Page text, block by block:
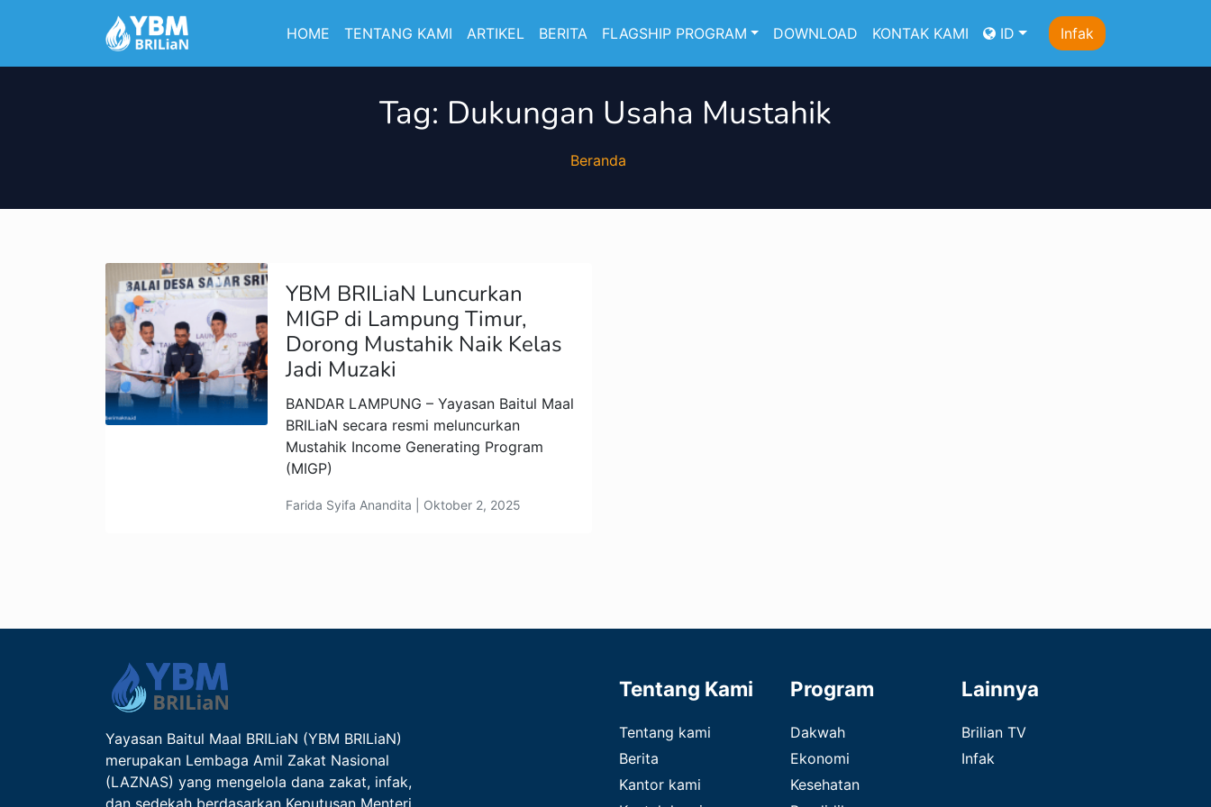
HOME TENTANG KAMI ARTIKEL BERITA FLAGSHIP PROGRAM DOWNLOAD KONTAK KAMI ID Infak
Tag: Dukungan Usaha Mustahik
Beranda
YBM BRILiaN Luncurkan
MIGP di Lampung Timur,
Dorong Mustahik Naik Kelas
Jadi Muzaki
BANDAR LAMPUNG – Yayasan Baitul Maal
BRILiaN secara resmi meluncurkan
Mustahik Income Generating Program
(MIGP)
Farida Syifa Anandita | Oktober 2, 2025
Yayasan Baitul Maal BRILiaN (YBM BRILiaN)
merupakan Lembaga Amil Zakat Nasional
(LAZNAS) yang mengelola dana zakat, infak,
dan sedekah berdasarkan Keputusan Menteri
Tentang Kami
Tentang kami
Berita
Kantor kami
Program
Dakwah
Ekonomi
Kesehatan
Lainnya
Brilian TV
Infak